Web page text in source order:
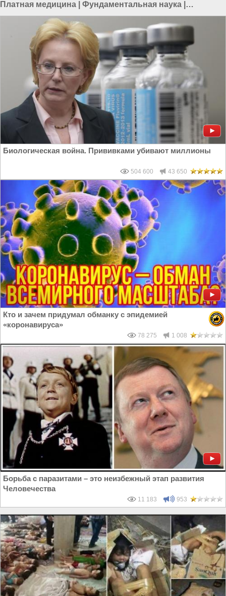
Платная медицина Фундаментальная наука
Очевидец|Показания очевидца|Кэндис Оуэнс
Биологическая война. Прививками убивают миллионы
504 600 43 650
Кто и зачем придумал обманку с эпидемией
«коронавируса»
78 275 1 008
Борьба с паразитами – это неизбежный этап развития
Человечества
11 183 953